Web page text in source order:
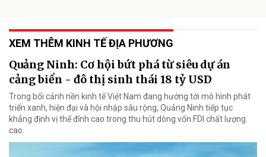
XEM THÊM KINH TẾ ĐỊA PHƯƠNG
Quảng Ninh: Cơ hội bứt phá từ siêu dự án
cảng biển - đô thị sinh thái 18 tỷ USD
Trong bối cảnh nền kinh tế Việt Nam đang hướng tới mô hình phát
triển xanh, hiện đại và hội nhập sâu rộng, Quảng Ninh tiếp tục
khẳng định vị thế đỉnh cao trong thu hút dòng vốn FDI chất lượng
cao.